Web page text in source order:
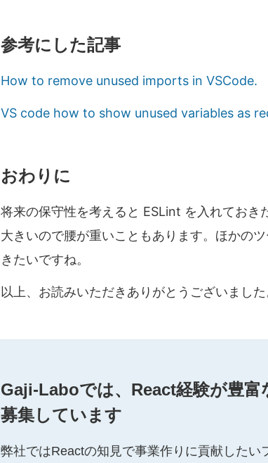
参考にした記事
How to remove unused imports in VSCode.
VS code how to show unused variables as
おわりに
将来の保守性を考えると ESLint を入れてお
大きいので腰が重いこともあります。ほかの
きたいですね。
以上、お読みいただきありがとうございました
Gaji-Laboでは、React経験が豊
募集しています
弊社ではReactの知見で事業作りに貢献した